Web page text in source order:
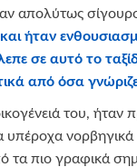
απολύτως
και ήταν
σε αυτό το
από όσα
του, ήταν
υπέροχα νορβηγικά
τα πιο γραφικά